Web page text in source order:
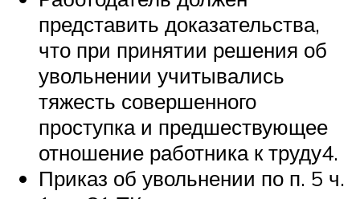
представить доказательства,
что при принятии решения об
увольнении учитывались
тяжесть совершенного
проступка и предшествующее
отношение работника к труду4.
Приказ об увольнении по п. 5 ч.